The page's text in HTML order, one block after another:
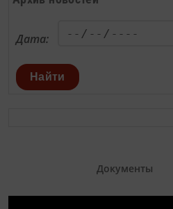
Дата:
Найти
Документы